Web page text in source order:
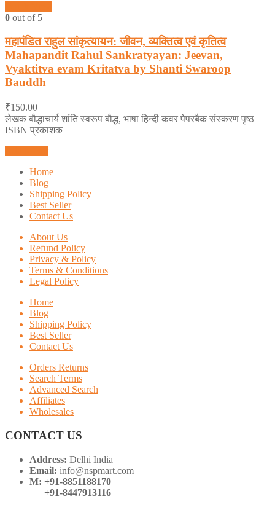
0 out of 5
महापंडित राहुल सांकृत्यायन: जीवन, व्यक्तित्व एवं कृतित्व
Mahapandit Rahul Sankratyayan: Jeevan,
Vyaktitva evam Kritatva by Shanti Swaroop
Bauddh
₹150.00
लेखक बौद्धाचार्य शांति स्वरूप बौद्ध, भाषा हिन्दी कवर पेपरबैक संस्करण पृष्ठ
ISBN प्रकाशक
Home
Blog
Shipping Policy
Best Seller
Contact Us
About Us
Refund Policy
Privacy & Policy
Terms & Conditions
Legal Policy
Home
Blog
Shipping Policy
Best Seller
Contact Us
Orders Returns
Search Terms
Advanced Search
Affiliates
Wholesales
CONTACT US
Address: Delhi India
Email: info@nspmart.com
M: +91-8851188170
+91-8447913116